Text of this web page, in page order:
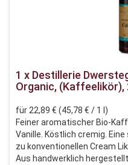
1 x Destillerie
Organic, (Kaffeelikör),
für 22,89 € (45,78 € / 1 l)
Feiner aromatischer Bio-
Vanille. Köstlich cremig.
zu konventionellen Cream
Aus handwerklich